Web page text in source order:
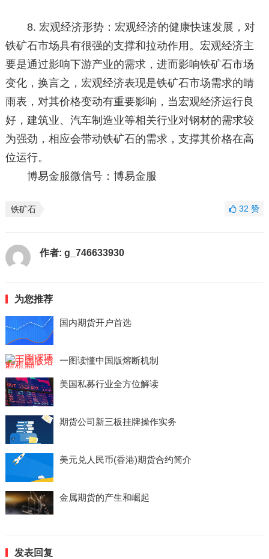
8. 宏观经济形势：宏观经济的健康快速发展，对
铁矿石市场具有很强的支撑和拉动作用。宏观经济主
要是通过影响下游产业的需求，进而影响铁矿石市场
变化，换言之，宏观经济表现是铁矿石市场需求的晴
雨表，对其价格变动有重要影响，当宏观经济运行良
好，建筑业、汽车制造业等相关行业对钢材的需求较
为强劲，相应会带动铁矿石的需求，支撑其价格在高
位运行。
博易金服微信号：博易金服
铁矿石 32赞
作者: g_746633930
为您推荐
国内期货开户首选
一图读懂中国版熔断机制
美国私募行业全方位解读
期货公司新三板挂牌操作实务
美元兑人民币(香港)期货合约简介
金属期货的产生和崛起
发表回复